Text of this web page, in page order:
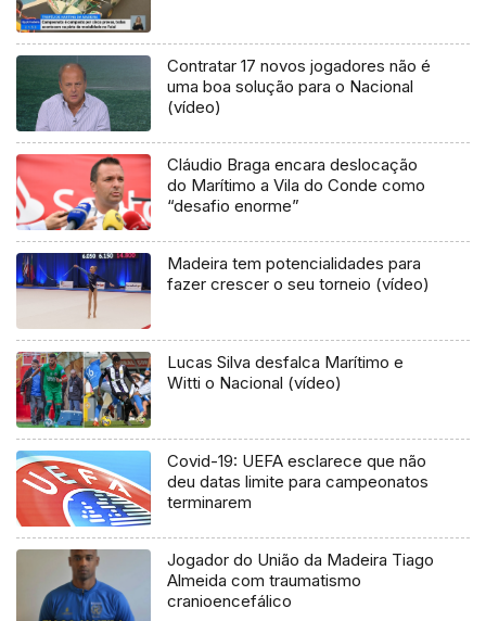
Contratar 17 novos jogadores não é
uma boa solução para o Nacional
(vídeo)
Cláudio Braga encara deslocação
do Marítimo a Vila do Conde como
“desafio enorme”
Madeira tem potencialidades para
fazer crescer o seu torneio (vídeo)
Lucas Silva desfalca Marítimo e
Witti o Nacional (vídeo)
Covid-19: UEFA esclarece que não
deu datas limite para campeonatos
terminarem
Jogador do União da Madeira Tiago
Almeida com traumatismo
cranioencefálico